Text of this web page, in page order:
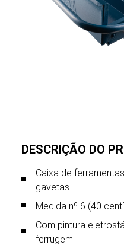
DESCRIÇÃO DO
Caixa de
gavetas.
Medida nº 6 (40
Com pintura
ferrugem.